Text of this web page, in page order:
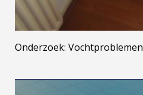
Onderzoek: Vochtproblemen